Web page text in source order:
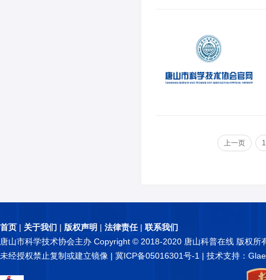
上一页 1
首页 | 关于我们 | 版权声明 | 法律责任| 联系我们
唐山市科学技术协会主办 Copyright © 2018-2020 唐山科普在线 版权所
未经授权禁止复制或建立镜像 | 冀ICP备05016301号-1 | 技术支持：